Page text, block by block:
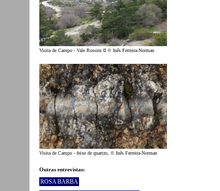
Visita de Campo - Vale Rossim II © Inês Ferreira-Norman
Visita de Campo - feixe de quartzo, © Inês Ferreira-Norman
Outras entrevistas:
ROSA BARBA